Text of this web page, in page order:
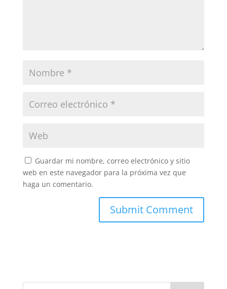
Guardar mi nombre, correo electrónico y sitio
web en este navegador para la próxima vez que
haga un comentario.